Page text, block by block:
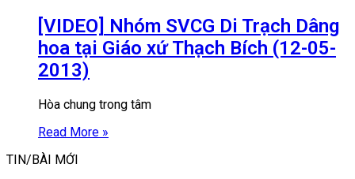
[VIDEO] Nhóm SVCG Di Trạch Dâng
hoa tại Giáo xứ Thạch Bích (12-05-
2013)
Hòa chung trong tâm
Read More »
TIN/BÀI MỚI